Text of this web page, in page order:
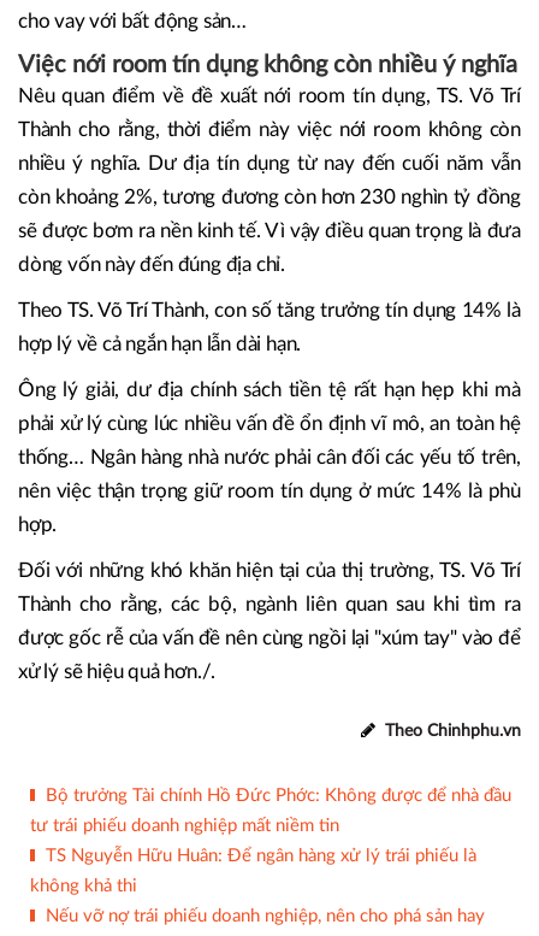
cho vay với bất động sản…
Việc nới room tín dụng không còn nhiều ý nghĩa
Nêu quan điểm về đề xuất nới room tín dụng, TS. Võ Trí
Thành cho rằng, thời điểm này việc nới room không còn
nhiều ý nghĩa. Dư địa tín dụng từ nay đến cuối năm vẫn
còn khoảng 2%, tương đương còn hơn 230 nghìn tỷ đồng
sẽ được bơm ra nền kinh tế. Vì vậy điều quan trọng là đưa
dòng vốn này đến đúng địa chỉ.
Theo TS. Võ Trí Thành, con số tăng trưởng tín dụng 14% là
hợp lý về cả ngắn hạn lẫn dài hạn.
Ông lý giải, dư địa chính sách tiền tệ rất hạn hẹp khi mà
phải xử lý cùng lúc nhiều vấn đề ổn định vĩ mô, an toàn hệ
thống… Ngân hàng nhà nước phải cân đối các yếu tố trên,
nên việc thận trọng giữ room tín dụng ở mức 14% là phù
hợp.
Đối với những khó khăn hiện tại của thị trường, TS. Võ Trí
Thành cho rằng, các bộ, ngành liên quan sau khi tìm ra
được gốc rễ của vấn đề nên cùng ngồi lại "xúm tay" vào để
xử lý sẽ hiệu quả hơn./.
Theo Chinhphu.vn
Bộ trưởng Tài chính Hồ Đức Phớc: Không được để nhà đầu
tư trái phiếu doanh nghiệp mất niềm tin
TS Nguyễn Hữu Huân: Để ngân hàng xử lý trái phiếu là
không khả thi
Nếu vỡ nợ trái phiếu doanh nghiệp, nên cho phá sản hay